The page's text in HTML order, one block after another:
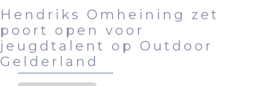
Hendriks Omheining zet
poort open voor
jeugdtalent op Outdoor
Gelderland